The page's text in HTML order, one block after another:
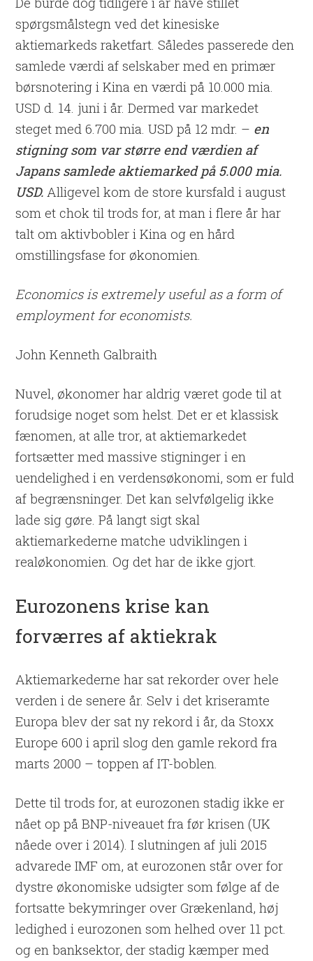
spørgsmålstegn ved det kinesiske
aktiemarkeds raketfart. Således passerede den
samlede værdi af selskaber med en primær
børsnotering i Kina en værdi på 10.000 mia.
USD d. 14. juni i år. Dermed var markedet
steget med 6.700 mia. USD på 12 mdr. – en
stigning som var større end værdien af
Japans samlede aktiemarked på 5.000 mia.
USD. Alligevel kom de store kursfald i august
som et chok til trods for, at man i flere år har
talt om aktivbobler i Kina og en hård
omstillingsfase for økonomien.
Economics is extremely useful as a form of
employment for economists.
John Kenneth Galbraith
Nuvel, økonomer har aldrig været gode til at
forudsige noget som helst. Det er et klassisk
fænomen, at alle tror, at aktiemarkedet
fortsætter med massive stigninger i en
uendelighed i en verdensøkonomi, som er fuld
af begrænsninger. Det kan selvfølgelig ikke
lade sig gøre. På langt sigt skal
aktiemarkederne matche udviklingen i
realøkonomien. Og det har de ikke gjort.
Eurozonens krise kan
forværres af aktiekrak
Aktiemarkederne har sat rekorder over hele
verden i de senere år. Selv i det kriseramte
Europa blev der sat ny rekord i år, da Stoxx
Europe 600 i april slog den gamle rekord fra
marts 2000 – toppen af IT-boblen.
Dette til trods for, at eurozonen stadig ikke er
nået op på BNP-niveauet fra før krisen (UK
nåede over i 2014). I slutningen af juli 2015
advarede IMF om, at eurozonen står over for
dystre økonomiske udsigter som følge af de
fortsatte bekymringer over Grækenland, høj
ledighed i eurozonen som helhed over 11 pct.
og en banksektor, der stadig kæmper med